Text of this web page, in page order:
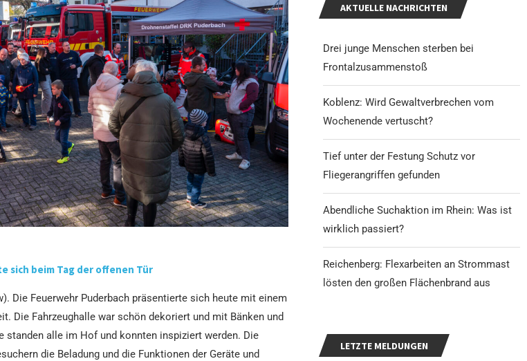
sich beim Tag der offenen Tür
Die Feuerwehr Puderbach präsentierte sich heute mit einem
Die Fahrzeughalle war schön dekoriert und mit Bänken und
standen alle im Hof und konnten inspiziert werden. Die
die Beladung und die Funktionen der Geräte und
AKTUELLE NACHRICHTEN
Drei junge Menschen sterben bei
Frontalzusammenstoß
Koblenz: Wird Gewaltverbrechen vom
Wochenende vertuscht?
Tief unter der Festung Schutz vor
Fliegerangriffen gefunden
Abendliche Suchaktion im Rhein: Was ist
wirklich passiert?
Reichenberg: Flexarbeiten an Strommast
lösten den großen Flächenbrand aus
LETZTE MELDUNGEN